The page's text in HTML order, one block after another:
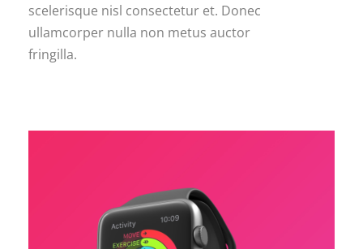
scelerisque nisl consectetur et. Donec
ullamcorper nulla non metus auctor
fringilla.